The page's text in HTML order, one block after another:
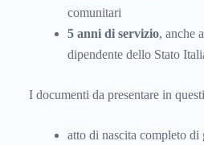
comunitari
5 anni di servizio, anche
dipendente dello Stato
I documenti da presentare in
atto di nascita completo di